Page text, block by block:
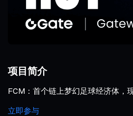
项目简介
FCM：首个链上梦幻足球经济体，
立即参与